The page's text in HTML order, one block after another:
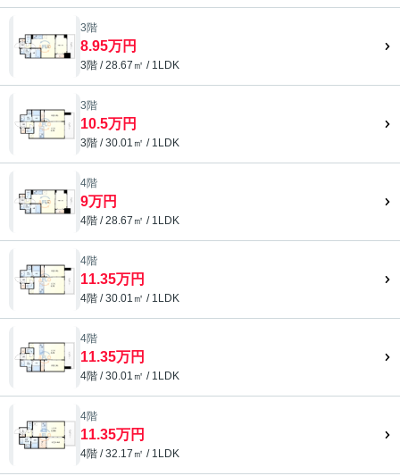
3階
8.95万円
3階 / 28.67㎡ / 1LDK
3階
10.5万円
3階 / 30.01㎡ / 1LDK
4階
9万円
4階 / 28.67㎡ / 1LDK
4階
11.35万円
4階 / 30.01㎡ / 1LDK
4階
11.35万円
4階 / 30.01㎡ / 1LDK
4階
11.35万円
4階 / 32.17㎡ / 1LDK